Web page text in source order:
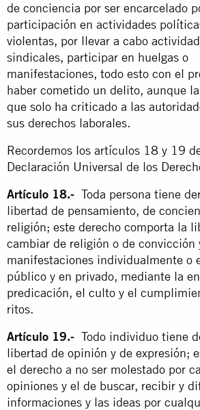
de conciencia por ser encarcelado
participación en actividades
violentas, por llevar a cabo
sindicales, participar en huelgas o
manifestaciones, todo esto con el
haber cometido un delito, aunque
que solo ha criticado a las
sus derechos laborales.
Recordemos los artículos 18 y 19
Declaración Universal de los
Artículo 18.- Toda persona tiene
libertad de pensamiento, de
religión; este derecho comporta la
cambiar de religión o de convicción
manifestaciones individualmente o
público y en privado, mediante la
predicación, el culto y el
ritos.
Artículo 19.- Todo individuo tiene
libertad de opinión y de expresión;
el derecho a no ser molestado por
opiniones y el de buscar, recibir y
informaciones y las ideas por